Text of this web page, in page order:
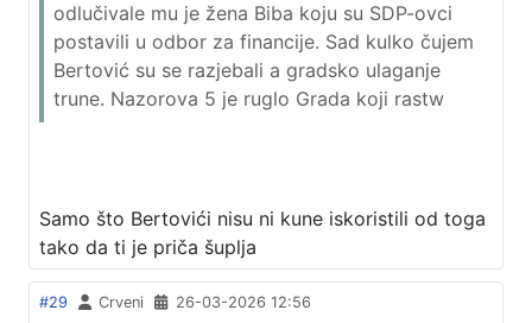
odlučivale mu je žena Biba koju su SDP-ovci
postavili u odbor za financije. Sad kulko čujem
Bertović su se razjebali a gradsko ulaganje
trune. Nazorova 5 je ruglo Grada koji rastw
Samo što Bertovići nisu ni kune iskoristili od toga
tako da ti je priča šuplja
#29 Crveni 26-03-2026 12:56